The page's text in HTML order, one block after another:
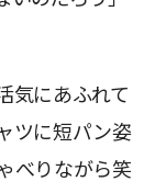
気にあふれて
ツに短パン姿
べりながら笑